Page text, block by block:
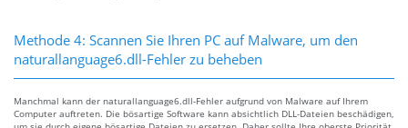
Methode 4: Scannen Sie Ihren PC auf Malware, um den
naturallanguage6.dll-Fehler zu beheben
Manchmal kann der naturallanguage6.dll-Fehler aufgrund von Malware auf Ihrem
Computer auftreten. Die bösartige Software kann absichtlich DLL-Dateien beschädigen,